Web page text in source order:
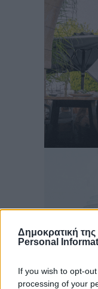
Δημοκρατική
Personal
If you wish to opt-
processing of your